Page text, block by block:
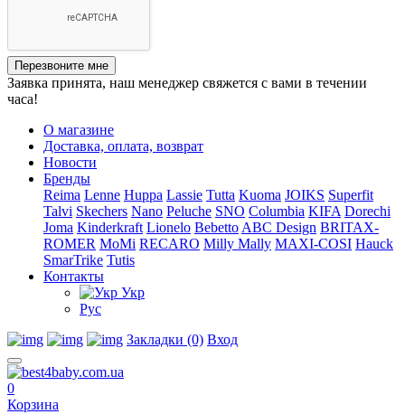
Перезвоните мне
Заявка принята, наш менеджер свяжется с вами в течении
часа!
О магазине
Доставка, оплата, возврат
Новости
Бренды
Reima Lenne Huppa Lassie Tutta Kuoma JOIKS Superfit
Talvi Skechers Nano Peluche SNO Columbia KIFA Dorechi
Joma Kinderkraft Lionelo Bebetto ABC Design BRITAX-
ROMER MoMi RECARO Milly Mally MAXI-COSI Hauck
SmarTrike Tutis
Контакты
Укр
Рус
Закладки (0) Вход
0
Корзина